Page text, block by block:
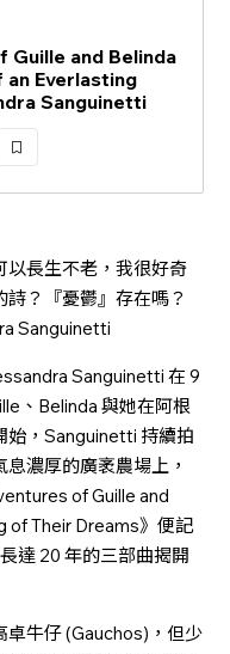
Guille and Belinda
an Everlasting
Sanguinetti
加
入
以長生不老，我很好奇
？『憂鬱』存在嗎？
Sanguinetti
Sanguinetti 在 9
、Belinda 與她在阿根
始，Sanguinetti 持續拍
濃厚的廣袤農場上，
of Guille and
of Their Dreams》便記
達 20 年的三部曲揭開
牛仔 (Gauchos)，但少